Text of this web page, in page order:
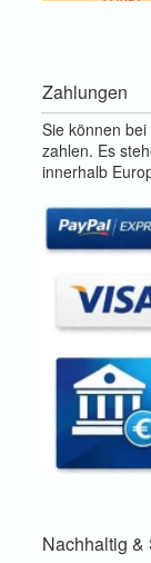
Zahlungen
Sie können
zahlen. Es
innerhalb
Nachhaltig &